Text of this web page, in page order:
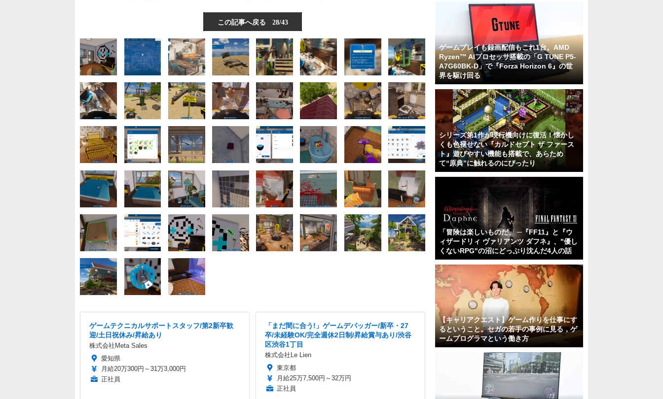
この記事へ戻る 28/43
ゲームテクニカルサポートスタッフ/第2新卒歓
迎/土日祝休み/昇給あり
株式会社Meta Sales
愛知県
月給20万300円～31万3,000円
正社員
「まだ間に合う!」ゲームデバッガー/新卒・27
卒/未経験OK/完全週休2日制/昇給賞与あり/渋谷
区渋谷1丁目
株式会社Le Lien
東京都
月給25万7,500円～32万円
正社員
ゲームプレイも録画配信もこれ1台。AMD
Ryzen™ AIプロセッサ搭載の「G TUNE P5-
A7G60BK-D」で『Forza Horizon 6』の世
界を駆け回る
シリーズ第1作が現行機向けに復活！懐かし
くも色褪せない『カルドセプト ザ ファース
ト』遊びやすい機能も搭載で、あらため
て“原典”に触れるのにぴったり
「冒険は楽しいものだ」 ─『FF11』と『ウ
ィザードリィ ヴァリアンツ ダフネ』、"優し
くないRPG"の沼にどっぷり沈んだ4人の話
【キャリアクエスト】ゲーム作りを仕事にす
るということ。セガの若手の事例に見る，ゲ
ームプログラマという働き方